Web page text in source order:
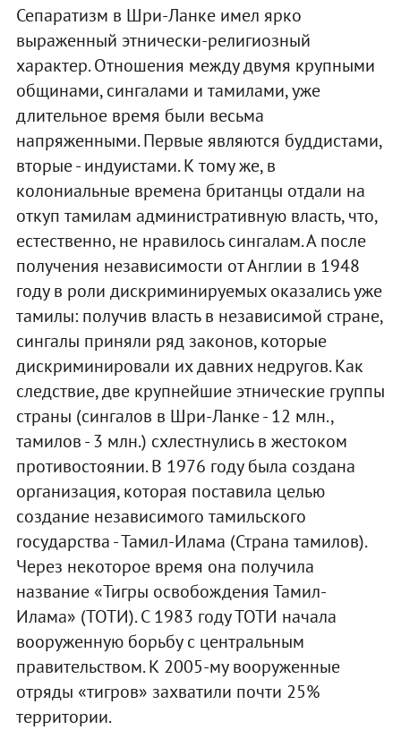
Сепаратизм в Шри-Ланке имел ярко
выраженный этнически-религиозный
характер. Отношения между двумя крупными
общинами, сингалами и тамилами, уже
длительное время были весьма
напряженными. Первые являются буддистами,
вторые - индуистами. К тому же, в
колониальные времена британцы отдали на
откуп тамилам административную власть, что,
естественно, не нравилось сингалам. А после
получения независимости от Англии в 1948
году в роли дискриминируемых оказались уже
тамилы: получив власть в независимой стране,
сингалы приняли ряд законов, которые
дискриминировали их давних недругов. Как
следствие, две крупнейшие этнические группы
страны (сингалов в Шри-Ланке - 12 млн.,
тамилов - 3 млн.) схлестнулись в жестоком
противостоянии. В 1976 году была создана
организация, которая поставила целью
создание независимого тамильского
государства - Тамил-Илама (Страна тамилов).
Через некоторое время она получила
название «Тигры освобождения Тамил-
Илама» (ТОТИ). С 1983 году ТОТИ начала
вооруженную борьбу с центральным
правительством. К 2005-му вооруженные
отряды «тигров» захватили почти 25%
территории.